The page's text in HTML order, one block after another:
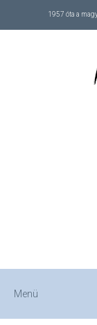
1957 óta a
Menü